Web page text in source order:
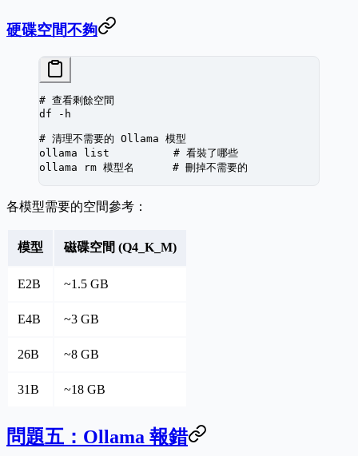
硬碟空間不夠
# 查看剩餘空間
df -h
# 清理不需要的 Ollama 模型
ollama list
          # 看裝了哪些
ollama rm 模型名
      # 刪掉不需要的
各模型需要的空間參考：
模型 磁碟空間 (Q4_K_M)
E2B ~1.5 GB
E4B ~3 GB
26B ~8 GB
31B ~18 GB
問題五：Ollama 報錯